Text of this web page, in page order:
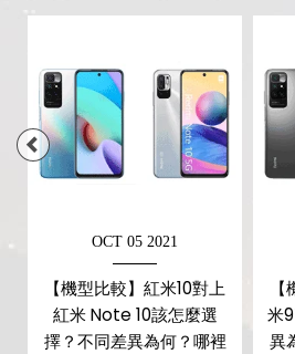
如果想要買到價格最便宜划算又
昇通信！傑昇通信是全台最大且經
戰手機市場最低價，保證原廠公
好禮抽獎卷， 續約/攜碼再享高額
免擔心購買有保障，買手機來傑
第二主相機鏡頭種類
第二主相機光圈
第三主相機鏡頭種類
第三主相機光圈
第四主相機畫素
OCT 05 2021
【機型比較】紅米10對上
紅米 Note 10該怎麼選
擇？不同差異為何？哪裡
米
異